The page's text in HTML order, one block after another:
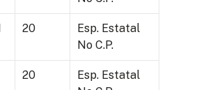
20
Esp. Estatal
No C.P.
20
Esp. Estatal